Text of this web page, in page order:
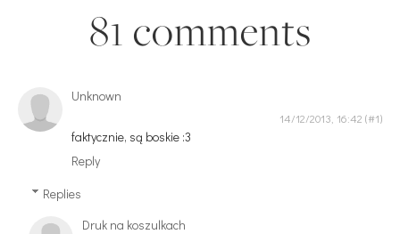
81 comments
Unknown
14/12/2013, 16:42
faktycznie, są boskie :3
Reply
Replies
Druk na koszulkach